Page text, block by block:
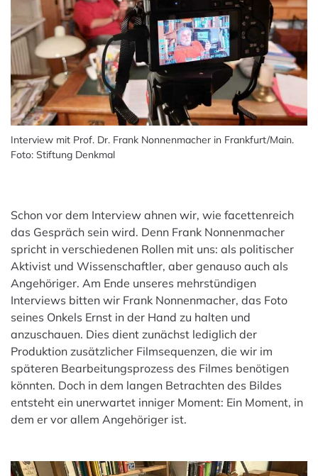
Interview mit Prof. Dr. Frank Nonnenmacher in Frankfurt/Main.
Foto: Stiftung Denkmal
Schon vor dem Interview ahnen wir, wie facettenreich
das Gespräch sein wird. Denn Frank Nonnenmacher
spricht in verschiedenen Rollen mit uns: als politischer
Aktivist und Wissenschaftler, aber genauso auch als
Angehöriger. Am Ende unseres mehrstündigen
Interviews bitten wir Frank Nonnenmacher, das Foto
seines Onkels Ernst in der Hand zu halten und
anzuschauen. Dies dient zunächst lediglich der
Produktion zusätzlicher Filmsequenzen, die wir im
späteren Bearbeitungsprozess des Filmes benötigen
könnten. Doch in dem langen Betrachten des Bildes
entsteht ein unerwartet inniger Moment: Ein Moment, in
dem er vor allem Angehöriger ist.